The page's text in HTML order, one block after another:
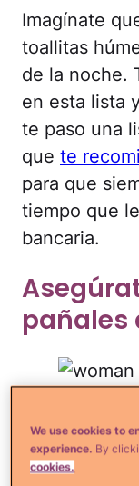
Imagínate
toallitas
de la noche.
en esta lista
te paso una
que te
para que
tiempo que
bancaria.
pañales
Si hay algo
We use cookies to
experience. By
cookies.